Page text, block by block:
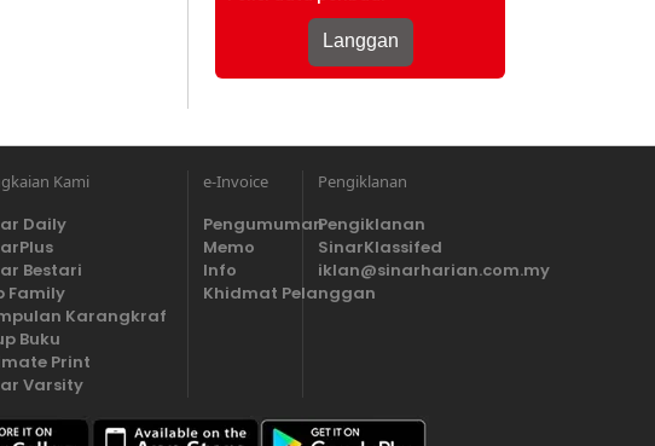
Kami
Daily
Bestari
Family
Karangkraf
Buku
Print
Varsity
e-Invoice
Pengumuman
Memo
Info
Khidmat Pelanggan
Pengiklanan
Pengiklanan
SinarKlassifed
iklan@sinarharian.com.my